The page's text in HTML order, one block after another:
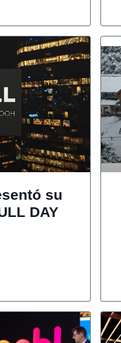
su
DAY